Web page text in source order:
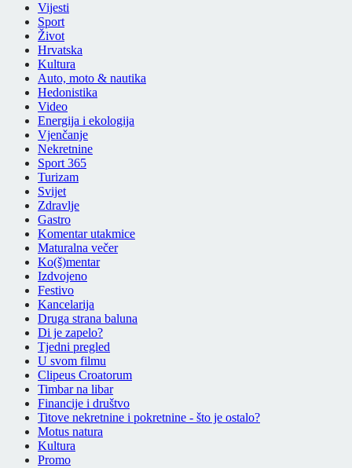
Vijesti
Sport
Život
Hrvatska
Kultura
Auto, moto & nautika
Hedonistika
Video
Energija i ekologija
Vjenčanje
Nekretnine
Sport 365
Turizam
Svijet
Zdravlje
Gastro
Komentar utakmice
Maturalna večer
Ko(š)mentar
Izdvojeno
Festivo
Kancelarija
Druga strana baluna
Di je zapelo?
Tjedni pregled
U svom filmu
Clipeus Croatorum
Timbar na libar
Financije i društvo
Titove nekretnine i pokretnine - što je ostalo?
Motus natura
Kultura
Promo